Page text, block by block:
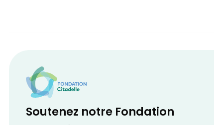
Soutenez notre Fondation